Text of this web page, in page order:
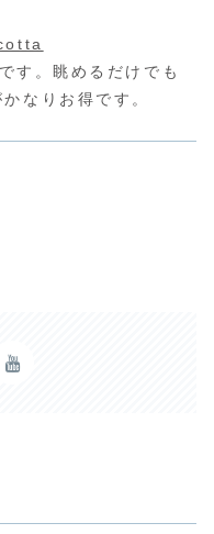
す。眺めるだけでも
なりお得です。